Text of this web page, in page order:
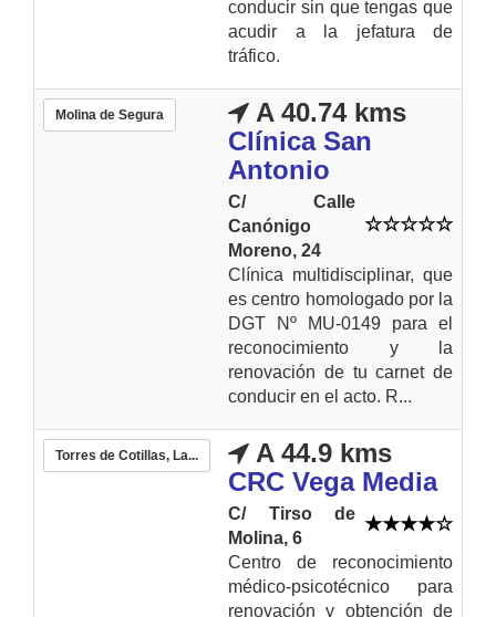
conducir sin que tengas que
acudir a la jefatura de
tráfico.
Molina de Segura
A 40.74 kms
Clínica San
Antonio
C/ Calle
Canónigo
Moreno, 24
Clínica multidisciplinar, que
es centro homologado por la
DGT Nº MU-0149 para el
reconocimiento y la
renovación de tu carnet de
conducir en el acto. R...
Torres de Cotillas, La...
A 44.9 kms
CRC Vega Media
C/ Tirso de
Molina, 6
Centro de reconocimiento
médico-psicotécnico para
renovación y obtención de